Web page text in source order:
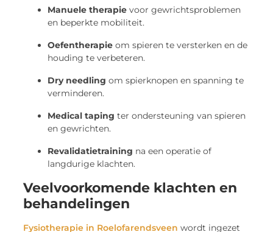
Manuele therapie voor gewrichtsproblemen
en beperkte mobiliteit.
Oefentherapie om spieren te versterken en de
houding te verbeteren.
Dry needling om spierknopen en spanning te
verminderen.
Medical taping ter ondersteuning van spieren
en gewrichten.
Revalidatietraining na een operatie of
langdurige klachten.
Veelvoorkomende klachten en
behandelingen
Fysiotherapie in Roelofarendsveen wordt ingezet